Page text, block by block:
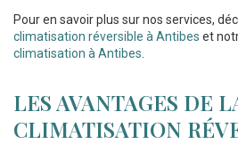
Pour en savoir plus sur nos services,
climatisation réversible à Antibes et
climatisation à Antibes
LES AVANTAGES DE
CLIMATISATION